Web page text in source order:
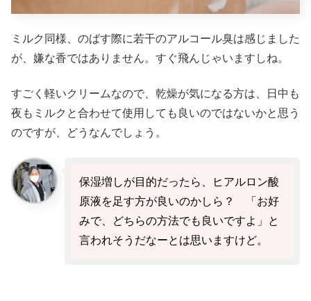
ミルク同様、のばす際に若干のアルコール臭は感じました
が、嫌な香ではありません。すぐ飛んじゃいますしね。
すごく軽いクリームなので、乾燥が気になる方は、日中も
夜もミルクと合わせて使用しても良いのではないかと思う
のですが、どうなんでしょう。
保湿増しが目的だったら、ヒアルロン酸
原液を足す方が良いのかしら？ 「お好
みで、どちらの方法でも良いですよ」と
言われそうだなーとは思いますけど。